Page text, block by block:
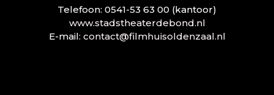
Telefoon: 0541-53 63 00 (kantoor)
www.stadstheaterdebond.nl
E-mail: contact@filmhuisoldenzaal.nl